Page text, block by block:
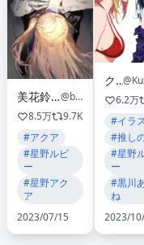
美花鈴蘭(みはなすずらん)
@barukanpasu
8.5万
9.7K
#アクア
#星野ルビ
ー
#星野アク
ア
2023/07/15
クサナ
6.2万
#イラ
#推し
#星野
ー
#黒川
ね
2023/